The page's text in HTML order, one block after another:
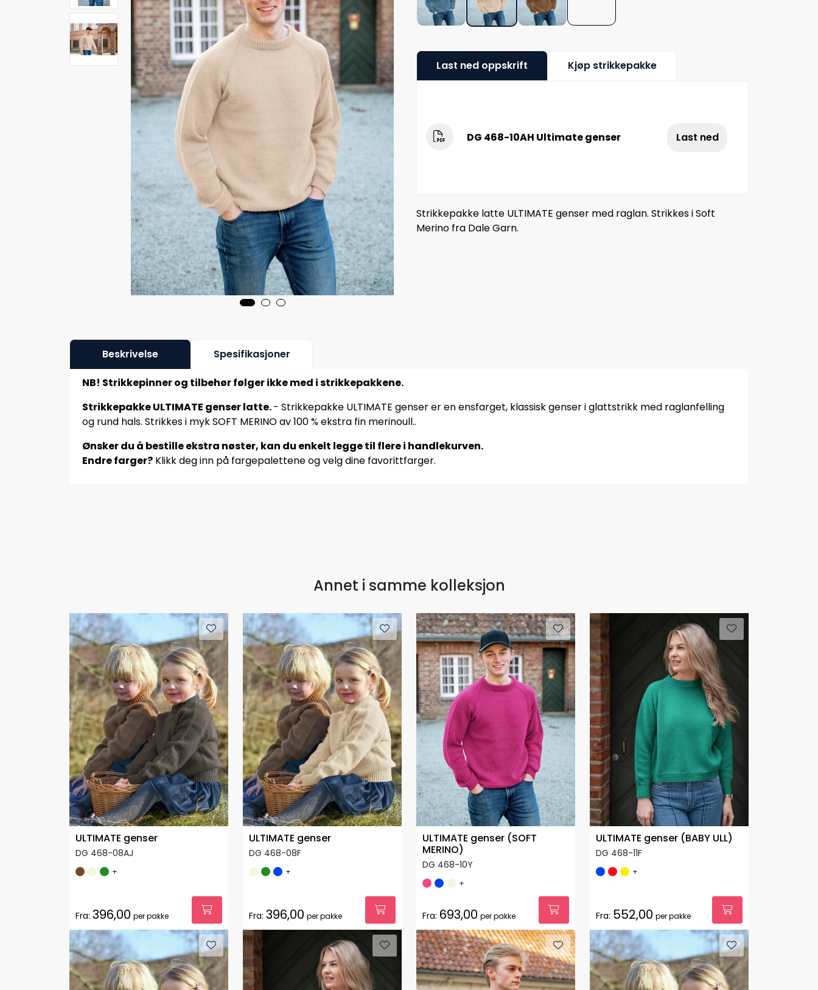
Last ned oppskrift Kjøp strikkepakke
DG 468-10AH Ultimate genser Last ned
Strikkepakke latte ULTIMATE genser med raglan. Strikkes i Soft
Merino fra Dale Garn.
Beskrivelse Spesifikasjoner
NB! Strikkepinner og tilbehør følger ikke med i strikkepakkene.
Strikkepakke ULTIMATE genser latte.- Strikkepakke ULTIMATE genser er en ensfarget, klassisk genser i glattstrikk med raglanfelling
og rund hals. Strikkes i myk SOFT MERINO av 100 % ekstra fin merinoull..
Ønsker du å bestille ekstra nøster, kan du enkelt legge til flere i handlekurven.
Endre farger? Klikk deg inn på fargepalettene og velg dine favorittfarger.
Annet i samme kolleksjon
ULTIMATE genser
DG 468-08AJ
+
Fra: 396,00 per pakke
ULTIMATE genser
DG 468-08F
+
Fra: 396,00 per pakke
ULTIMATE genser (SOFT
MERINO)
DG 468-10Y
+
Fra: 693,00 per pakke
ULTIMATE genser (BABY ULL)
DG 468-11F
+
Fra: 552,00 per pakke